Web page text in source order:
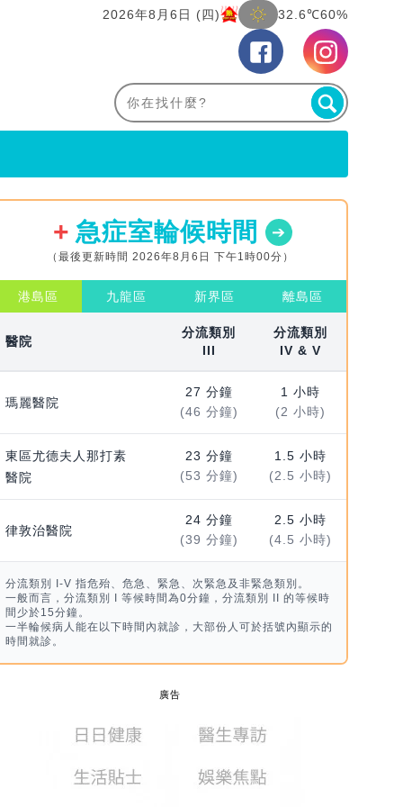
2026年8月6日 (四) 32.6℃60%
急症室輪候時間
（最後更新時間 2026年8月6日 下午1時00分）
港島區 九龍區 新界區 離島區
醫院
分流類別
III
分流類別
IV & V
瑪麗醫院
27 分鐘
(46 分鐘)
1 小時
(2 小時)
東區尤德夫人那打素
醫院
23 分鐘
(53 分鐘)
1.5 小時
(2.5 小時)
律敦治醫院
24 分鐘
(39 分鐘)
2.5 小時
(4.5 小時)
分流類別 I-V 指危殆、危急、緊急、次緊急及非緊急類別。
一般而言，分流類別 I 等候時間為0分鐘，分流類別 II 的等候時
間少於15分鐘。
一半輪候病人能在以下時間內就診，大部份人可於括號內顯示的
時間就診。
廣告